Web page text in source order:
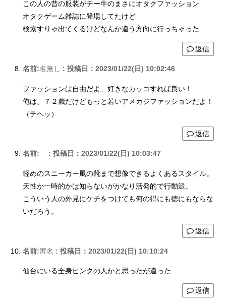
この人の昔の服装がチー牛のまさにオタクファッション
オタクゲーム雑誌に登場してたけど
検索すりゃ出てくるけどなんか違う方向に行っちゃった
返信
名前:名無し : 投稿日：2023/01/22(日) 10:02:46
ファッションは自由だよ、好きなカッコすれば良い！
俺は、７２歳だけどもっと若いアメカジファッションだよ！
（テヘッ）
返信
名前: : 投稿日：2023/01/22(日) 10:03:47
軽めのスニーカー風の靴まで想像できるよくあるスタイル。
天性か一時的かは知らないがかなり活発的で行動派。
こういう人の外見にケチをつけても何の得にも徳にもならな
いだろう。
返信
名前:匿名 : 投稿日：2023/01/22(日) 10:10:24
仙台にいる全身ピンクの人かと思ったが違った
返信